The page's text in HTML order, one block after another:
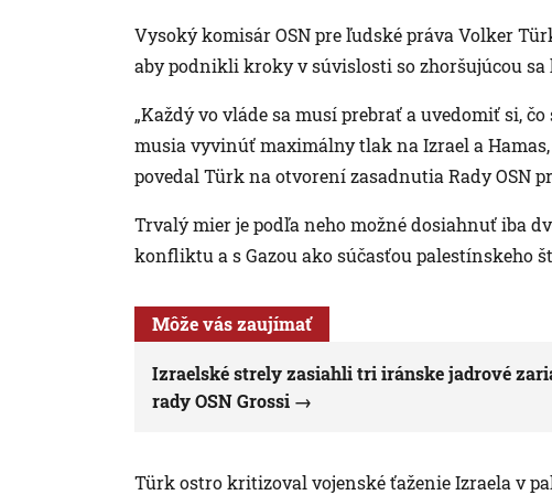
Vysoký komisár OSN pre ľudské práva Volker
aby podnikli kroky v súvislosti so zhoršujúcou
„Každý vo vláde sa musí prebrať a uvedomiť si,
musia vyvinúť maximálny tlak na Izrael a
povedal Türk na otvorení zasadnutia Rady OSN
Trvalý mier je podľa neho možné dosiahnuť iba
konfliktu a s Gazou ako súčasťou palestínskeho
Môže vás zaujímať
Izraelské strely zasiahli tri iránske jadrové
rady OSN Grossi
Türk ostro kritizoval vojenské ťaženie Izraela v